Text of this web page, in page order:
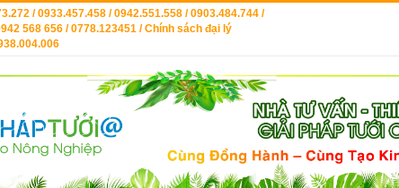
/ 0933.457.458 / 0942.551.558 / 0903.484.744 /
568 656 / 0778.123451 / Chính sách đại lý